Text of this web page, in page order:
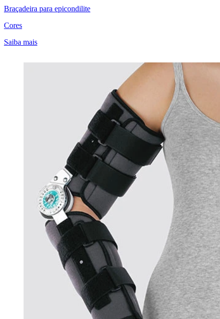
Braçadeira para epicondilite
Cores
Saiba mais